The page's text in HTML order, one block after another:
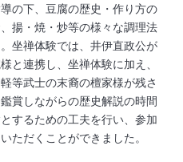
の下、豆腐の歴史・作り方の
揚・焼・炒等の様々な調理法
坐禅体験では、井伊直政公が
と連携し、坐禅体験に加え、
等武士の末裔の檀家様が残さ
賞しながらの歴史解説の時間
するための工夫を行い、参加
ただくことができました。